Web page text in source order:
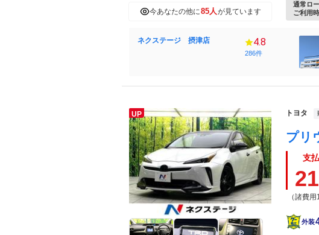
今あなたの他に85人が見ています
通常ロ
ご利用時
ネクステージ 摂津店 4.8
286件
UP トヨタ
支
（諸費
外装